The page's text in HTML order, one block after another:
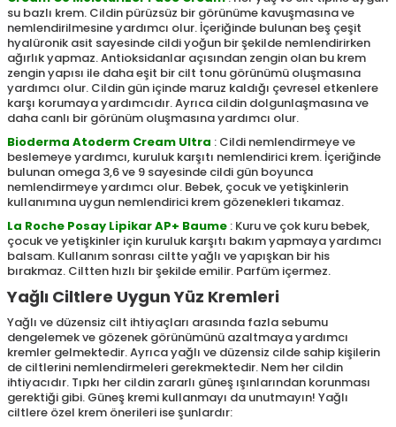
su bazlı krem. Cildin pürüzsüz bir görünüme kavuşmasına ve
nemlendirilmesine yardımcı olur. İçeriğinde bulunan beş çeşit
hyalüronik asit sayesinde cildi yoğun bir şekilde nemlendirirken
ağırlık yapmaz. Antioksidanlar açısından zengin olan bu krem
zengin yapısı ile daha eşit bir cilt tonu görünümü oluşmasına
yardımcı olur. Cildin gün içinde maruz kaldığı çevresel etkenlere
karşı korumaya yardımcıdır. Ayrıca cildin dolgunlaşmasına ve
daha canlı bir görünüm oluşmasına yardımcı olur.
Bioderma Atoderm Cream Ultra : Cildi nemlendirmeye ve
beslemeye yardımcı, kuruluk karşıtı nemlendirici krem. İçeriğinde
bulunan omega 3,6 ve 9 sayesinde cildi gün boyunca
nemlendirmeye yardımcı olur. Bebek, çocuk ve yetişkinlerin
kullanımına uygun nemlendirici krem gözenekleri tıkamaz.
La Roche Posay Lipikar AP+ Baume : Kuru ve çok kuru bebek,
çocuk ve yetişkinler için kuruluk karşıtı bakım yapmaya yardımcı
balsam. Kullanım sonrası ciltte yağlı ve yapışkan bir his
bırakmaz. Ciltten hızlı bir şekilde emilir. Parfüm içermez.
Yağlı Ciltlere Uygun Yüz Kremleri
Yağlı ve düzensiz cilt ihtiyaçları arasında fazla sebumu
dengelemek ve gözenek görünümünü azaltmaya yardımcı
kremler gelmektedir. Ayrıca yağlı ve düzensiz cilde sahip kişilerin
de ciltlerini nemlendirmeleri gerekmektedir. Nem her cildin
ihtiyacıdır. Tıpkı her cildin zararlı güneş ışınlarından korunması
gerektiği gibi. Güneş kremi kullanmayı da unutmayın! Yağlı
ciltlere özel krem önerileri ise şunlardır: